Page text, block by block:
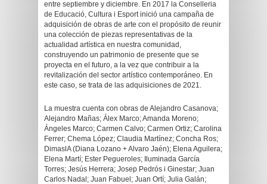
entre septiembre y diciembre. En 2017 la Conselleria
de Educació, Cultura i Esport inició una campaña de
adquisición de obras de arte con el propósito de reunir
una colección de piezas representativas de la
actualidad artística en nuestra comunidad,
construyendo un patrimonio de presente que se
proyecta en el futuro, a la vez que contribuir a la
revitalización del sector artístico contemporáneo. En
este caso, se trata de las adquisiciones de 2021.
La muestra cuenta con obras de Alejandro Casanova;
Alejandro Mañas; Álex Marco; Amanda Moreno;
Ángeles Marco; Carmen Calvo; Carmen Ortiz; Carolina
Ferrer; Chema López; Claudia Martínez; Concha Ros;
DimaslA (Diana Lozano + Alvaro Jaén); Elena Aguilera;
Elena Martí; Ester Pegueroles; Iluminada García
Torres; Jesús Herrera; Josep Pedrós i Ginestar; Juan
Carlos Nadal; Juan Fabuel; Juan Ortí; Julia Galán;